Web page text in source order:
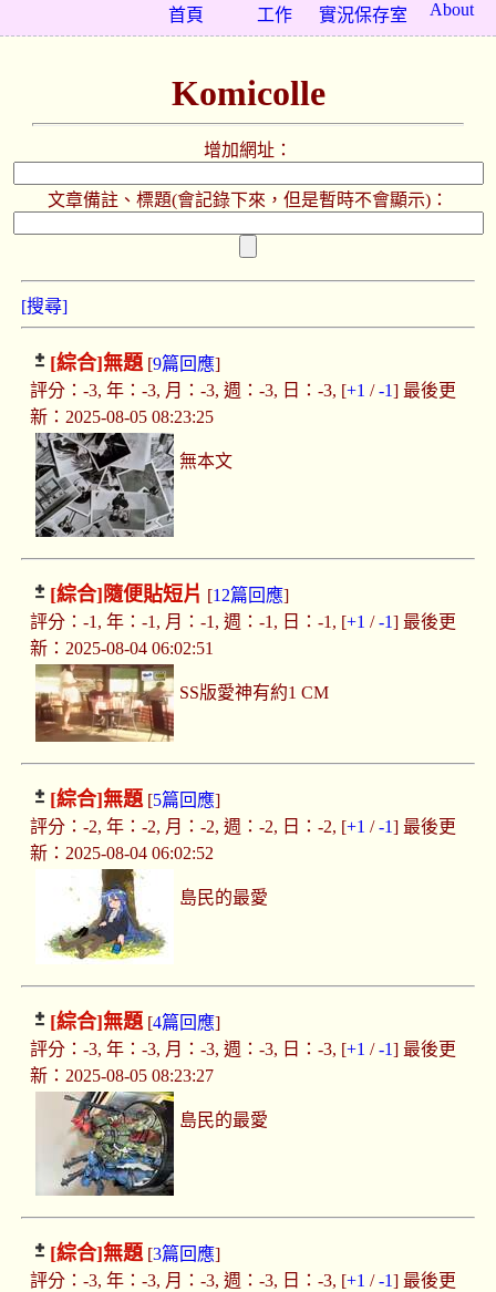
About
實況保存室
工作
首頁
Komicolle
增加網址：
文章備註、標題(會記錄下來，但是暫時不會顯示)：
[搜尋]
[綜合]無題[9篇回應]
評分：-3, 年：-3, 月：-3, 週：-3, 日：-3, [+1 /-1] 最後更
新：2025-08-05 08:23:25
無本文
[綜合] 隨便貼短片 [12篇回應]
評分：-1, 年：-1, 月：-1, 週：-1, 日：-1, [+1 /-1] 最後更
新：2025-08-04 06:02:51
SS版愛神有約1 CM
[綜合]無題[5篇回應]
評分：-2, 年：-2, 月：-2, 週：-2, 日：-2, [+1 /-1] 最後更
新：2025-08-04 06:02:52
島民的最愛
[綜合]無題[4篇回應]
評分：-3, 年：-3, 月：-3, 週：-3, 日：-3, [+1 /-1] 最後更
新：2025-08-05 08:23:27
島民的最愛
[綜合]無題[3篇回應]
評分：-3, 年：-3, 月：-3, 週：-3, 日：-3, [+1 /-1] 最後更